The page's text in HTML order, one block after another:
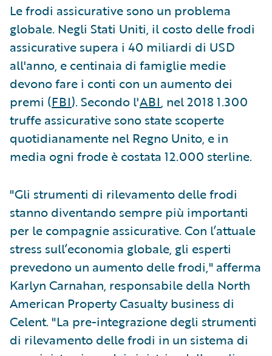
Le frodi assicurative sono un problema
globale. Negli Stati Uniti, il costo delle frodi
assicurative supera i 40 miliardi di USD
all'anno, e centinaia di famiglie medie
devono fare i conti con un aumento dei
premi (FBI). Secondo l'ABI, nel 2018 1.300
truffe assicurative sono state scoperte
quotidianamente nel Regno Unito, e in
media ogni frode è costata 12.000 sterline.
"Gli strumenti di rilevamento delle frodi
stanno diventando sempre più importanti
per le compagnie assicurative. Con l’attuale
stress sull’economia globale, gli esperti
prevedono un aumento delle frodi," afferma
Karlyn Carnahan, responsabile della North
American Property Casualty business di
Celent. "La pre-integrazione degli strumenti
di rilevamento delle frodi in un sistema di